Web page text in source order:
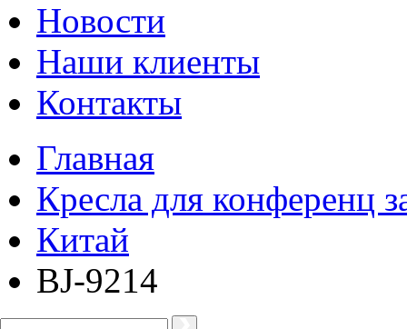
Новости
Наши клиенты
Контакты
Главная
Кресла для конференц
Китай
BJ-9214